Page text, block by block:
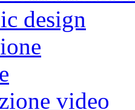
design
video